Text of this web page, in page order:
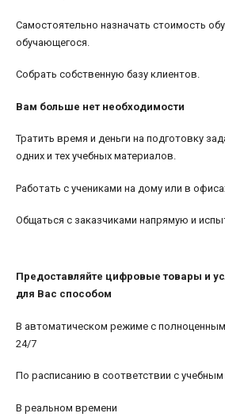
Самостоятельно назначать стоимость
обучающегося.
Собрать собственную базу клиентов.
Вам больше нет необходимости
Тратить время и деньги на подготовку
одних и тех учебных материалов.
Работать с учениками на дому или в
Общаться с заказчиками напрямую и
Предоставляйте цифровые товары и
для Вас способом
В автоматическом режиме с
24/7
По расписанию в соответствии с
В реальном времени